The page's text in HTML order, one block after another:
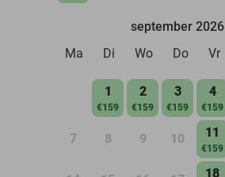
september 2026
Ma
Di Wo Do Vr
1
€159
2
€159
3
€159
4
€159
7 8 9 10 11
€159
18